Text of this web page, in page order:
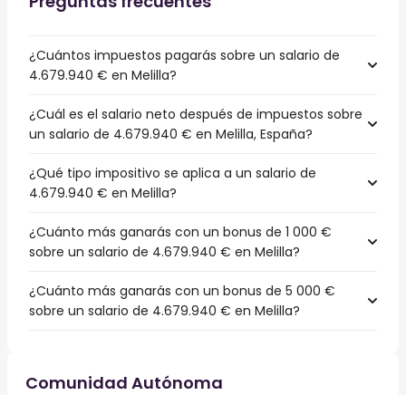
¿Cuántos impuestos pagarás sobre un salario de
4.679.940 € en Melilla?
¿Cuál es el salario neto después de impuestos sobre
un salario de 4.679.940 € en Melilla, España?
¿Qué tipo impositivo se aplica a un salario de
4.679.940 € en Melilla?
¿Cuánto más ganarás con un bonus de 1 000 €
sobre un salario de 4.679.940 € en Melilla?
¿Cuánto más ganarás con un bonus de 5 000 €
sobre un salario de 4.679.940 € en Melilla?
Comunidad Autónoma